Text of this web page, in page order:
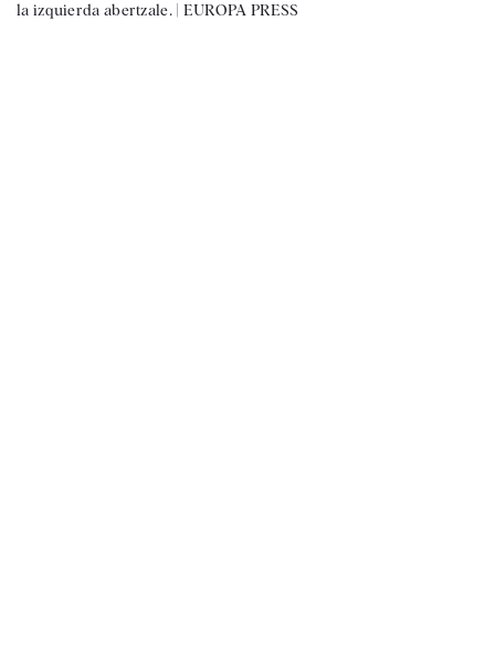
la izquierda abertzale. | EUROPA PRESS